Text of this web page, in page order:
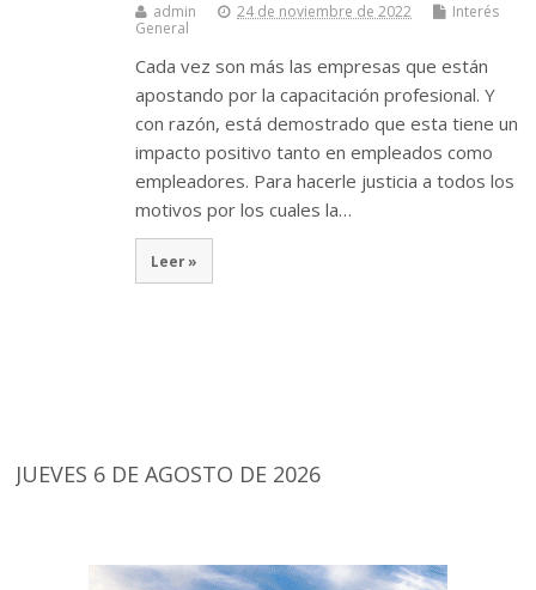
admin 24 de noviembre de 2022
Interés
General
Cada vez son más las empresas que están
apostando por la capacitación profesional. Y
con razón, está demostrado que esta tiene un
impacto positivo tanto en empleados como
empleadores. Para hacerle justicia a todos los
motivos por los cuales la…
Leer »
JUEVES 6 DE AGOSTO DE 2026